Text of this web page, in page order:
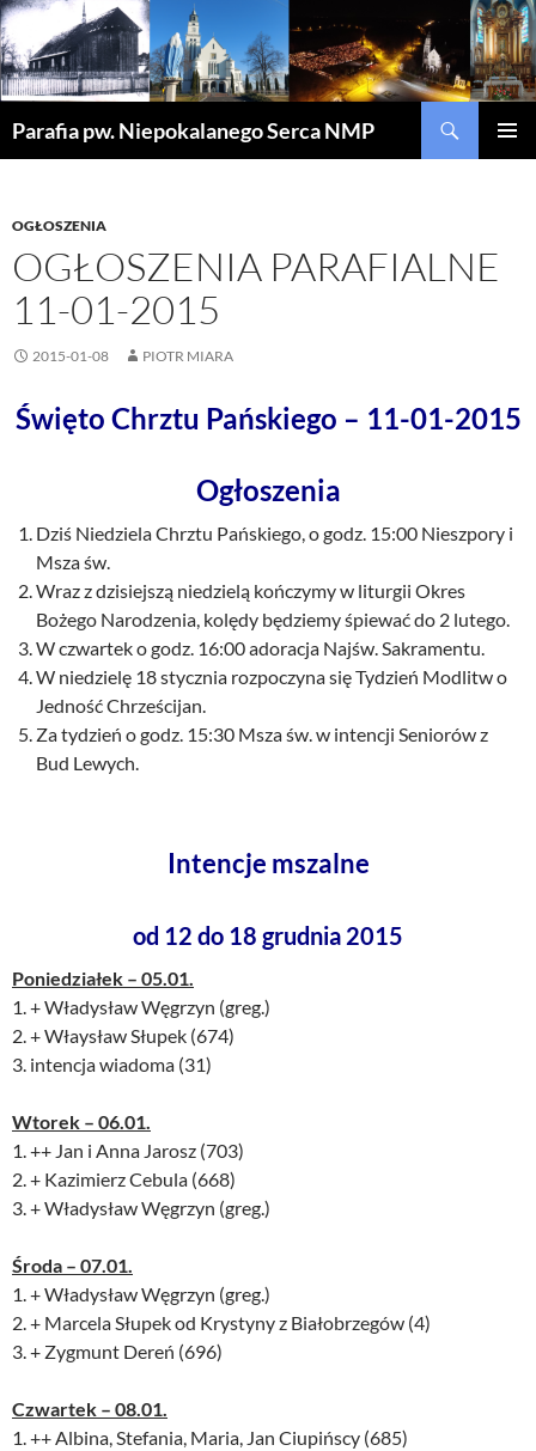
Parafia pw. Niepokalanego Serca NMP
OGŁOSZENIA
OGŁOSZENIA PARAFIALNE
11-01-2015
2015-01-08 PIOTR MIARA
Święto Chrztu Pańskiego – 11-01-2015
Ogłoszenia
Dziś Niedziela Chrztu Pańskiego, o godz. 15:00 Nieszpory i
Msza św.
Wraz z dzisiejszą niedzielą kończymy w liturgii Okres
Bożego Narodzenia, kolędy będziemy śpiewać do 2 lutego.
W czwartek o godz. 16:00 adoracja Najśw. Sakramentu.
W niedzielę 18 stycznia rozpoczyna się Tydzień Modlitw o
Jedność Chrześcijan.
Za tydzień o godz. 15:30 Msza św. w intencji Seniorów z
Bud Lewych.
Intencje mszalne
od 12 do 18 grudnia 2015
Poniedziałek – 05.01.
1. + Władysław Węgrzyn (greg.)
2. + Właysław Słupek (674)
3. intencja wiadoma (31)
Wtorek – 06.01.
1. ++ Jan i Anna Jarosz (703)
2. + Kazimierz Cebula (668)
3. + Władysław Węgrzyn (greg.)
Środa – 07.01.
1. + Władysław Węgrzyn (greg.)
2. + Marcela Słupek od Krystyny z Białobrzegów (4)
3. + Zygmunt Dereń (696)
Czwartek – 08.01.
1. ++ Albina, Stefania, Maria, Jan Ciupińscy (685)